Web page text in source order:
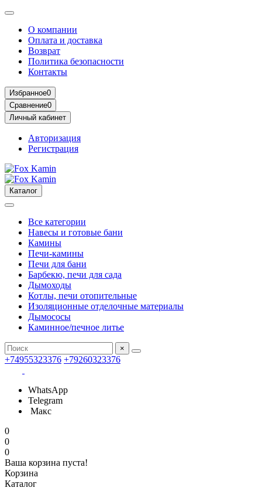
О компании
Оплата и доставка
Возврат
Политика безопасности
Контакты
Избранное0
Сравнение0
Личный кабинет
Авторизация
Регистрация
Каталог
Все категории
Навесы и готовые бани
Камины
Печи-камины
Печи для бани
Барбекю, печи для сада
Дымоходы
Котлы, печи отопительные
Изоляционные отделочные материалы
Дымососы
Каминное/печное литье
×
+74955323376 +79260323376
WhatsApp
Telegram
Макс
0
0
0
Ваша корзина пуста!
Корзина
Каталог